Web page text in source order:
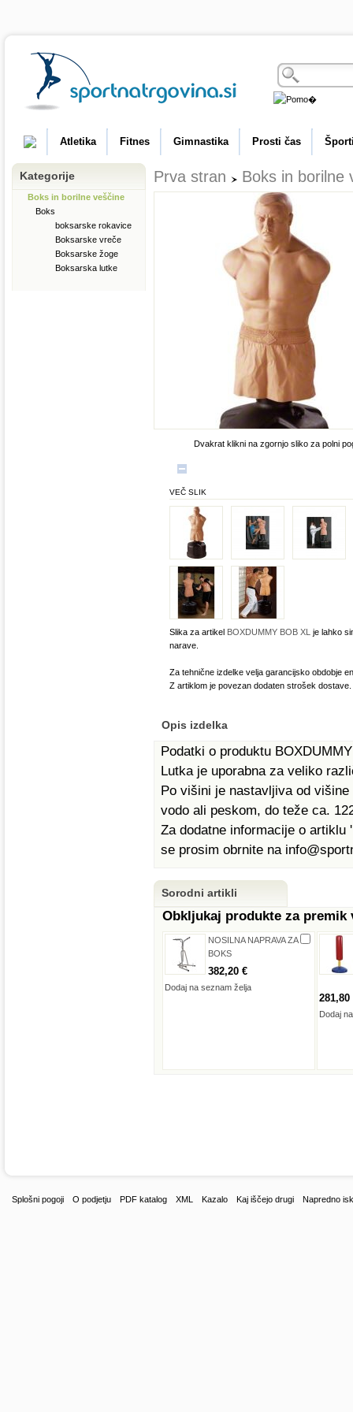
Atletika Fitnes Gimnastika Prosti čas
Kategorije
Boks in borilne veščine
Boks
boksarske rokavice
Boksarske vreče
Boksarske žoge
Boksarska lutke
Prva stran Boks in borilne
Dvakrat klikni na zgornjo sliko za polni
VEČ SLIK
Slika za artikel BOXDUMMY BOB XL je lahko
narave.
Za tehnične izdelke velja garancijsko obdobje
Z artiklom je povezan dodaten strošek dostave.
Opis izdelka
Podatki o produktu
Lutka je uporabna za veliko
Po višini je nastavljiva od
vodo ali peskom, do teže ca.
Za dodatne informacije o
se prosim obrnite na
Sorodni artikli
Obkljukaj produkte za
NOSILNA NAPRAVA ZA
BOKS
382,20 €
Dodaj na seznam želja
281,80
Dodaj
Splošni pogoji O podjetju PDF katalog XML Kazalo Kaj iščejo drugi Napredno